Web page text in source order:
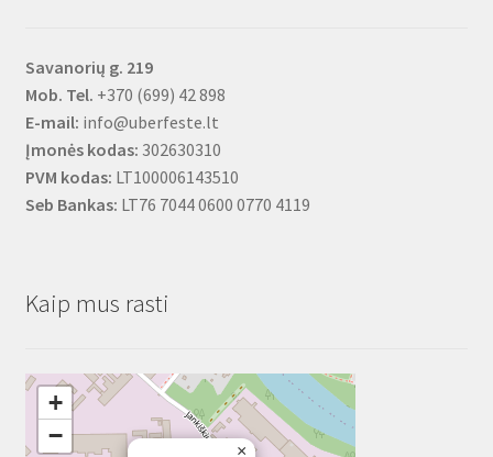
Savanorių g. 219
Mob. Tel. +370 (699) 42 898
E-mail: info@uberfeste.lt
Įmonės kodas: 302630310
PVM kodas: LT100006143510
Seb Bankas: LT76 7044 0600 0770 4119
Kaip mus rasti
×
+
−